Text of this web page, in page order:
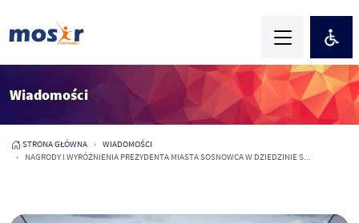
Wiadomości
STRONA GŁÓWNA
WIADOMOŚCI
NAGRODY I WYRÓŻNIENIA PREZYDENTA MIASTA SOSNOWCA W DZIEDZINIE S...